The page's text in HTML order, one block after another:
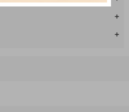
add
add